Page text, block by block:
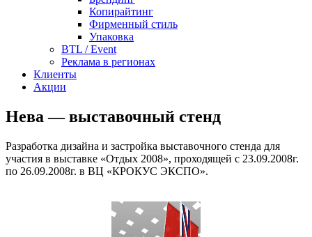
Копирайтинг
Фирменный стиль
Упаковка
BTL / Event
Реклама в регионах
Клиенты
Акции
Нева — выставочный стенд
Разработка дизайна и застройка выставочного стенда для
участия в выставке «Отдых 2008», проходящей с 23.09.2008г.
по 26.09.2008г. в ВЦ «КРОКУС ЭКСПО».